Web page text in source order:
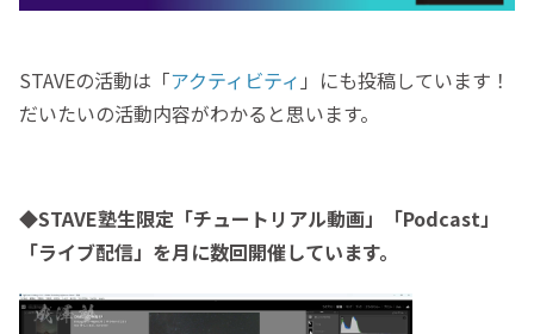
STAVEの活動は「アクティビティ 」にも投稿しています！
だいたいの活動内容がわかると思います。
◆STAVE塾生限定「チュートリアル動画」「Podcast」
「ライブ配信」を月に数回開催しています。